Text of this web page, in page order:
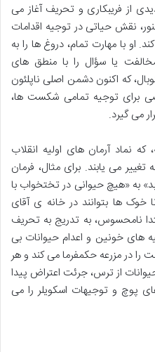
از فریبکاری و تحریف آغاز می
نقش حیاتی در توجیه اقدامات
او با مهارت تمام، دروغ ها را به
یا سؤال را با منطق های
که اکنون دشمن اصلی ناپلئون
برای توجیه تمامی شکست ها،
می گیرد.
نماد آرمان های اولیه انقلاب
تغییر می یابند. برای مثال، فرمان
به «هیچ حیوانی در تختخواب با
خوک ها بتوانند در خانه ی آقای
نامحسوس، به تدریج به تحریف
های خونین و اعدام حیوانات بی
را در مزرعه حکمفرما می کند و هر
از ترس، جرئت اعتراض پیدا
پوچ و توجیهات اسکویلر را می